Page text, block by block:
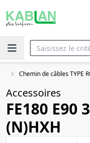
Chemin de câbles TYPE
Accessoires
FE180 E90
(N)HXH